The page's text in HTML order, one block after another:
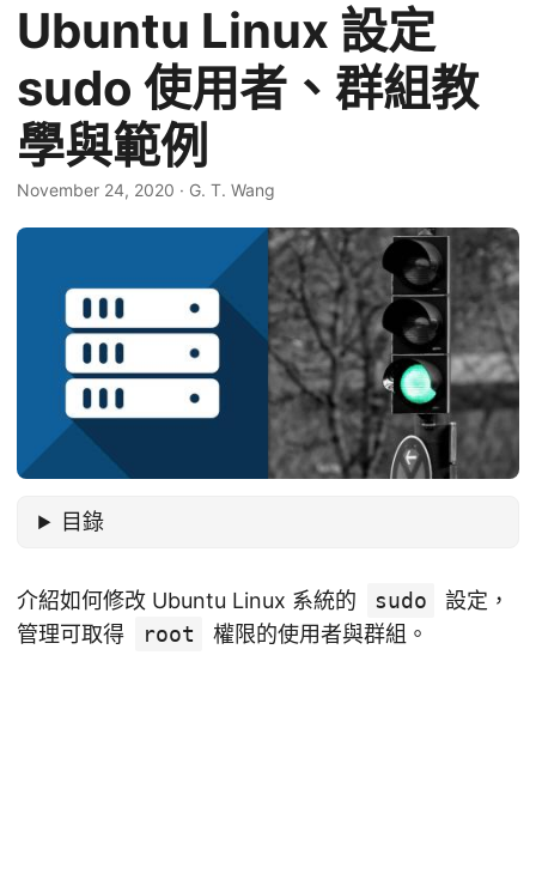
Ubuntu Linux 設定
sudo 使用者、群組教
學與範例
November 24, 2020 · G. T. Wang
目錄
介紹如何修改 Ubuntu Linux 系統的 sudo
設定，
管理可取得
root 權限的使用者與群組。